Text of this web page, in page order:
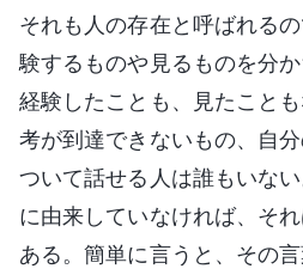
それも人の存在と呼ばれる
験するものや見るものを分か
経験したことも、見たこと
考が到達できないもの、自
ついて話せる人は誰もいな
に由来していなければ、そ
ある。簡単に言うと、その